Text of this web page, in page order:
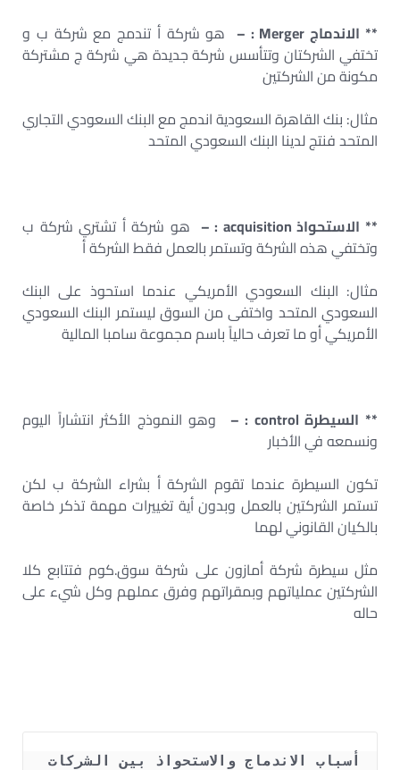
** الاندماج Merger : –
هو شركة أ تندمج مع شركة ب و
تختفي الشركتان وتتأسس شركة جديدة هي شركة ج مشتركة
مكونة من الشركتين
مثال: بنك القاهرة السعودية اندمج مع البنك السعودي التجاري
المتحد فنتج لدينا البنك السعودي المتحد
** الاستحواذ acquisition : –
هو شركة أ تشتري شركة ب
وتختفي هذه الشركة وتستمر بالعمل فقط الشركة أ
مثال: البنك السعودي الأمريكي عندما استحوذ على البنك
السعودي المتحد واختفى من السوق ليستمر البنك السعودي
الأمريكي أو ما تعرف حالياً باسم مجموعة سامبا المالية
** السيطرة control : –
وهو النموذج الأكثر انتشاراً اليوم
ونسمعه في الأخبار
تكون السيطرة عندما تقوم الشركة أ بشراء الشركة ب لكن
تستمر الشركتين بالعمل وبدون أية تغييرات مهمة تذكر خاصة
بالكيان القانوني لهما
مثل سيطرة شركة أمازون على شركة سوق.كوم فتتابع كلا
الشركتين عملياتهم وبمقراتهم وفرق عملهم وكل شيء على
حاله
أسباب الاندماج والاستحواذ بين الشركات